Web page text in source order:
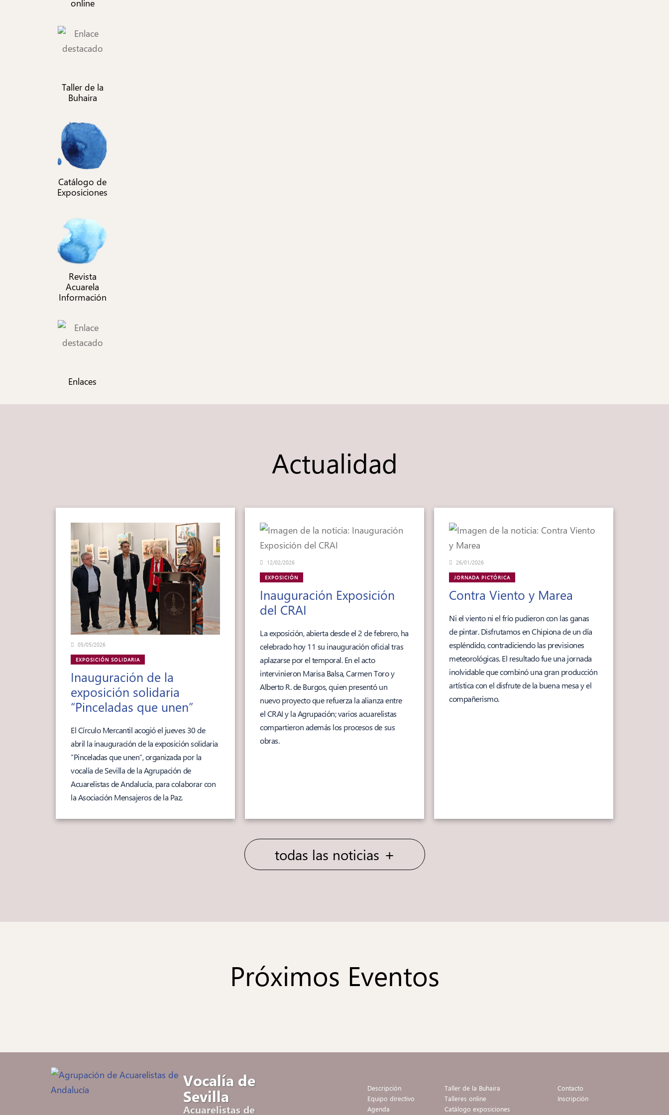
online
Taller de la
Buhaira
Catálogo de
Exposiciones
Revista
Acuarela
Información
Enlaces
Actualidad
05/05/2026
EXPOSICIÓN SOLIDARIA
Inauguración de la
exposición solidaria
“Pinceladas que unen”
El Círculo Mercantil acogió el jueves 30 de
abril la inauguración de la exposición solidaria
“Pinceladas que unen”, organizada por la
vocalía de Sevilla de la Agrupación de
Acuarelistas de Andalucía, para colaborar con
la Asociación Mensajeros de la Paz.
12/02/2026
EXPOSICIÓN
Inauguración Exposición
del CRAI
La exposición, abierta desde el 2 de febrero, ha
celebrado hoy 11 su inauguración oficial tras
aplazarse por el temporal. En el acto
intervinieron Marisa Balsa, Carmen Toro y
Alberto R. de Burgos, quien presentó un
nuevo proyecto que refuerza la alianza entre
el CRAI y la Agrupación; varios acuarelistas
compartieron además los procesos de sus
obras.
26/01/2026
JORNADA PICTÓRICA
Contra Viento y Marea
Ni el viento ni el frío pudieron con las ganas
de pintar. Disfrutamos en Chipiona de un día
espléndido, contradiciendo las previsiones
meteorológicas. El resultado fue una jornada
inolvidable que combinó una gran producción
artística con el disfrute de la buena mesa y el
compañerismo.
todas las noticias +
Próximos Eventos
Vocalía de
Sevilla
Acuarelistas de
Descripción
Equipo directivo
Agenda
Taller de la Buhaira
Talleres online
Catálogo exposiciones
Contacto
Inscripción